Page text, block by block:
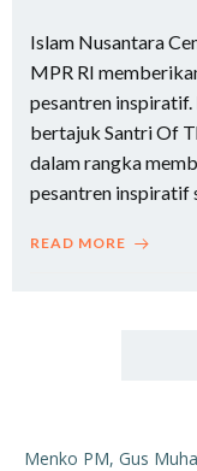
Islam Nusantara
MPR RI
pesantren
bertajuk Santri Of
dalam rangka
pesantren inspiratif
READ MORE
Menko PM, Gus